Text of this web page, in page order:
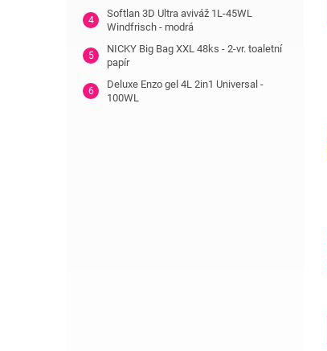
Softlan 3D Ultra aviváž 1L-45WL
Windfrisch - modrá
NICKY Big Bag XXL 48ks - 2-vr. toaletní
papír
Deluxe Enzo gel 4L 2in1 Universal -
100WL